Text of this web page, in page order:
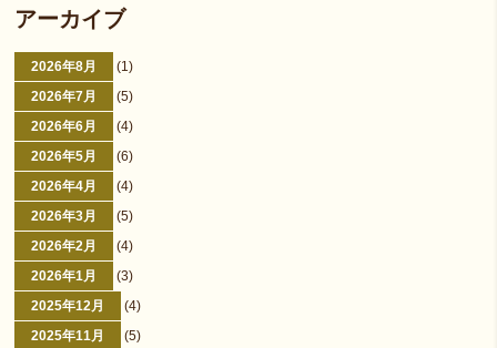
アーカイブ
2026年8月
(1)
2026年7月
(5)
2026年6月
(4)
2026年5月
(6)
2026年4月
(4)
2026年3月
(5)
2026年2月
(4)
2026年1月
(3)
2025年12月
(4)
2025年11月
(5)